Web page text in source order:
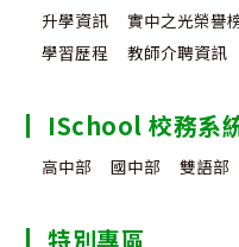
升學資訊
實中之光榮譽
學習歷程
教師介聘資訊
ISchool 校務系
高中部 國中部 雙語部
特別專區